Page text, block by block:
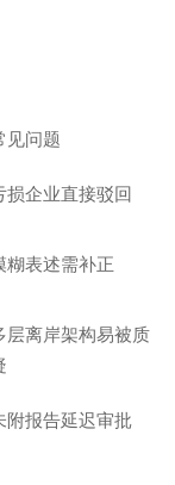
见问题
损企业直接驳回
糊表述需补正
层离岸架构易被质
附报告延迟审批